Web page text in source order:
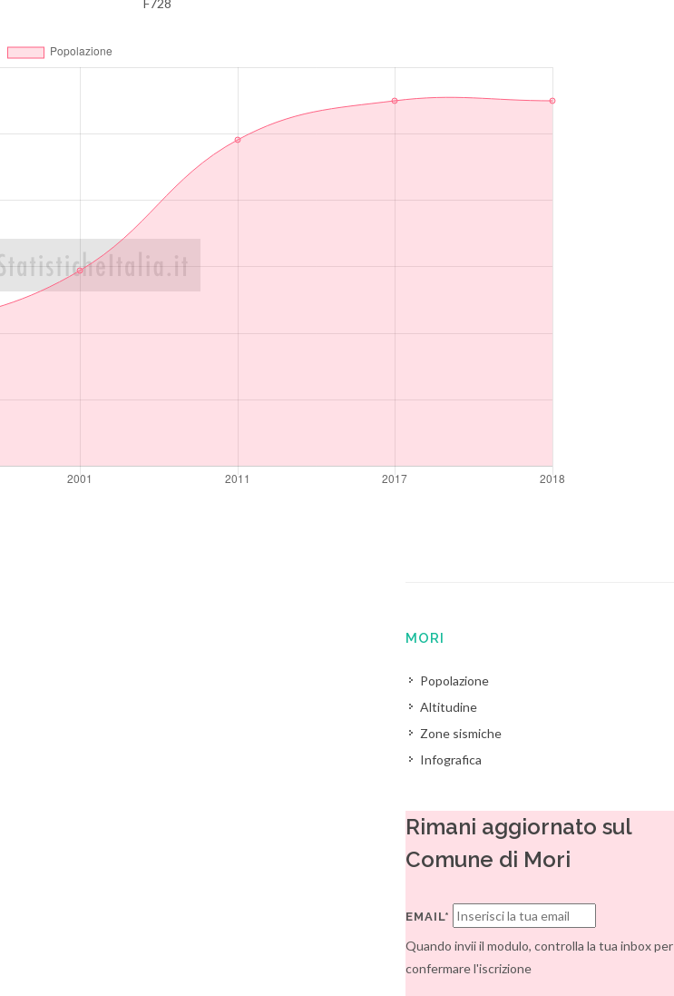
F728
MORI
Popolazione
Altitudine
Zone sismiche
Infografica
Rimani aggiornato sul
Comune di Mori
EMAIL*
Quando invii il modulo, controlla la tua inbox per
confermare l'iscrizione